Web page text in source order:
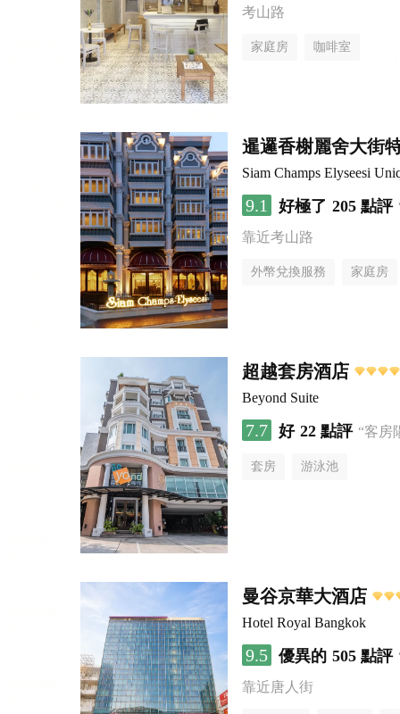
考山路
家庭房 咖啡室
暹邏香榭麗舍大街
Siam Champs Elyseesi
9.1 好極了 205 點評
靠近考山路
外幣兌換服務 家庭房
超越套房酒店
Beyond Suite
7.7 好 22 點評 “客房
套房 游泳池
曼谷京華大酒店
Hotel Royal Bangkok
9.5 優異的 505 點評
靠近唐人街